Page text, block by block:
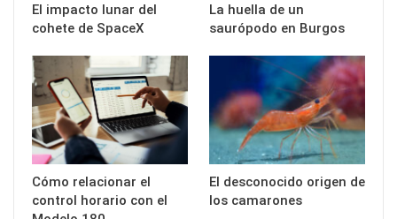
El impacto lunar del
cohete de SpaceX
La huella de un
saurópodo en Burgos
Cómo relacionar el
control horario con el
El desconocido origen de
los camarones